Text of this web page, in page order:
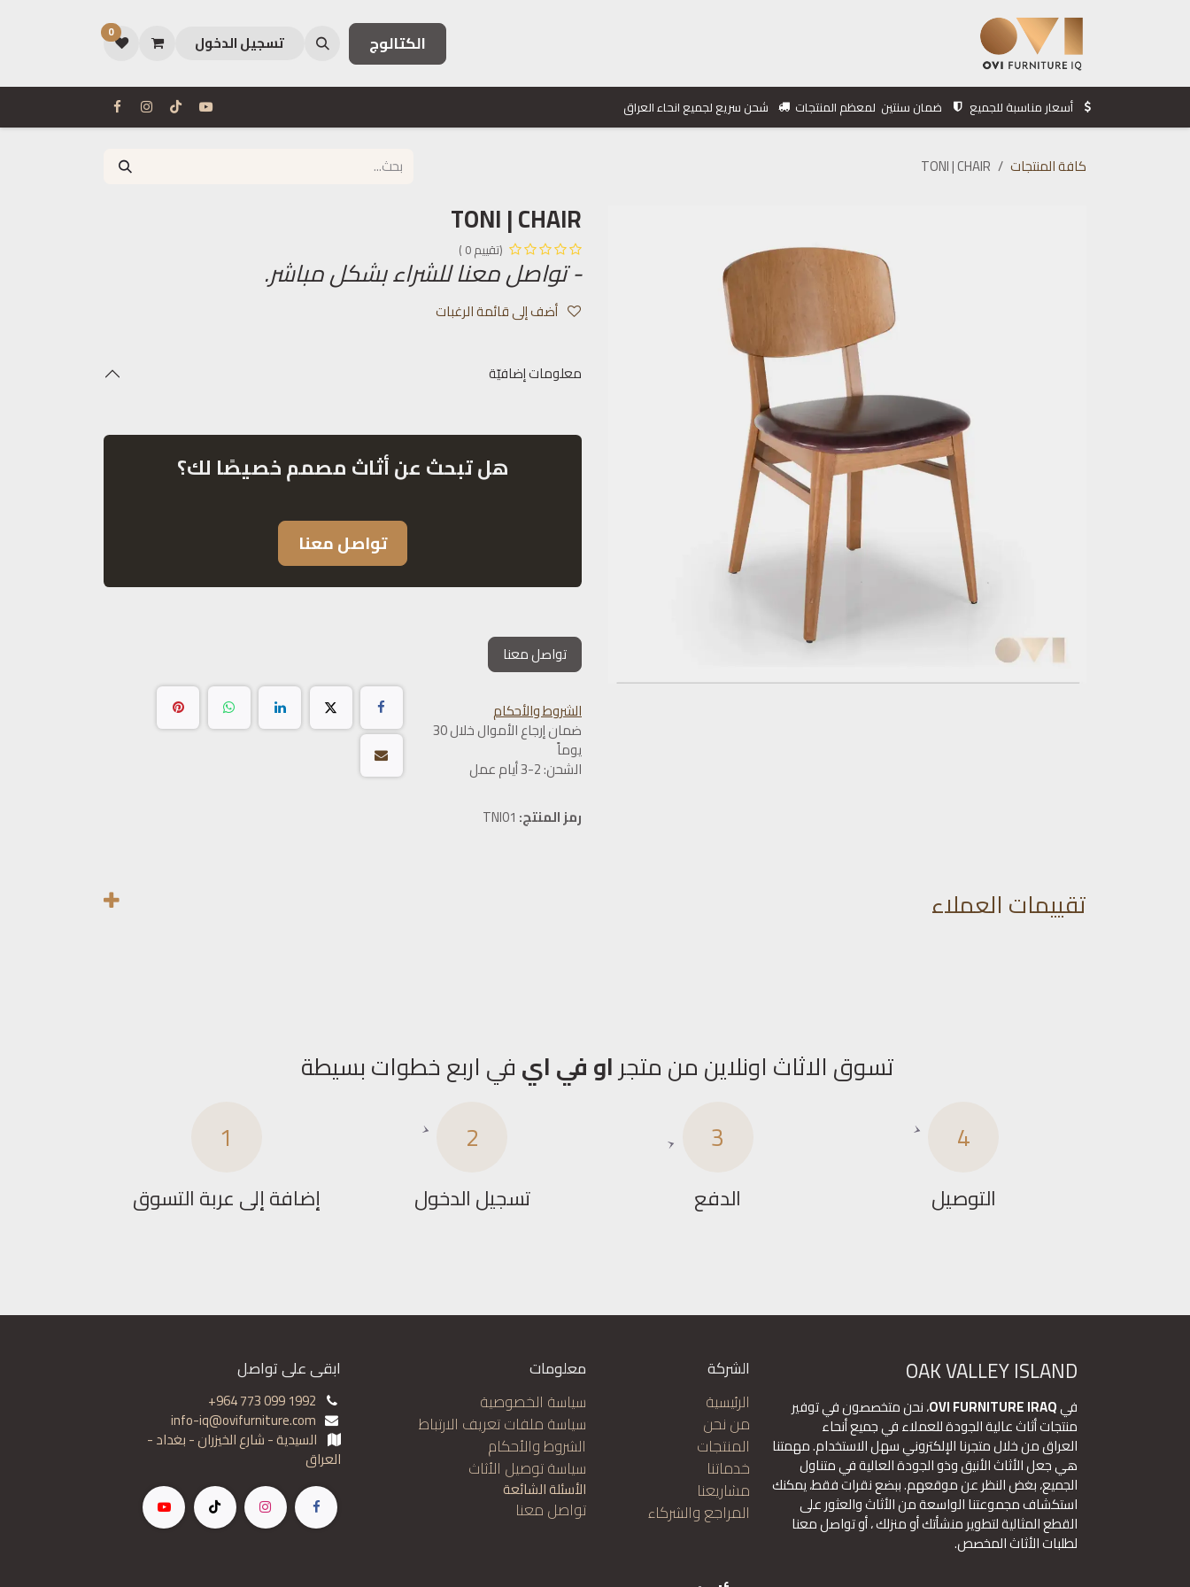
الكتالوج تسجيل الدخول 0
أسعار مناسبة للجميع ضمان سنتين لمعظم المنتجات شحن سريع لجميع انحاء العراق
كافة المنتجات TONI | CHAIR
TONI | CHAIR
(تقييم 0 )
- تواصل معنا للشراء بشكل مباشر.
أضف إلى قائمة الرغبات
معلومات إضافيّة
هل تبحث عن أثاث مصمم خصيصًا لك؟
تواصل معنا
تواصل معنا
الشروط والأحكام
ضمان إرجاع الأموال خلال 30
يوماً
الشحن: 2-3 أيام عمل
رمز المنتج: TNI01
تقييمات العملاء
تسوق الاثاث اونلاين من متجراو في ايفي اربع خطوات بسيطة
4
التوصيل
3
الدفع
2
تسجيل الدخول
1
إضافة إلى عربة التسوق
OAK VALLEY ISLAND
فيOVI FURNITURE IRAQ، نحن متخصصون في توفير
منتجات أثاث عالية الجودة للعملاء في جميع أنحاء
العراق من خلال متجرنا الإلكتروني سهل الاستخدام. مهمتنا
هي جعل الأثاث الأنيق وذو الجودة العالية في متناول
الجميع، بغض النظر عن موقعهم. ببضع نقرات فقط، يمكنك
استكشاف مجموعتنا الواسعة من الأثاث والعثور على
القطع المثالية لتطوير منشأتك أو منزلك ، أو تواصل معنا
لطلبات الأثاث المخصص.
ابقى على تواصل
+964 773 099 1992
info-iq@ovifurniture.com
السيدية - شارع الخيزران - بغداد -
العراق
الشركة
الرئيسية
من نحن
المنتجات
خدماتنا
مشاريعنا
المراجع والشركاء
معلومات
سياسة الخصوصية
سياسة ملفات تعريف الارتباط
الشروط والأحكام
سياسة توصيل الأثاث
الأسئلة الشائعة
تواصل معنا